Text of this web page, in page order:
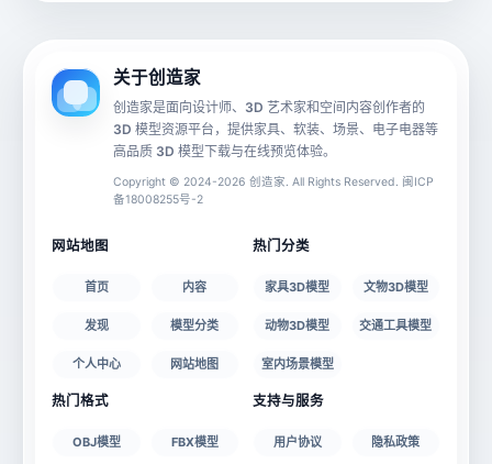
文件大小
关于创造家
创造家是面向设计师、3D 艺术家和空间内容创作者的
3D 模型资源平台，提供家具、软装、场景、电子电器等
高品质 3D 模型下载与在线预览体验。
Copyright © 2024-2026 创造家. All Rights Reserved. 闽ICP
备18008255号-2
网站地图
首页 内容
发现 模型分类
个人中心 网站地图
热门分类
家具3D模型 文物3D模型
动物3D模型 交通工具模型
室内场景模型
热门格式
OBJ模型 FBX模型
支持与服务
用户协议 隐私政策